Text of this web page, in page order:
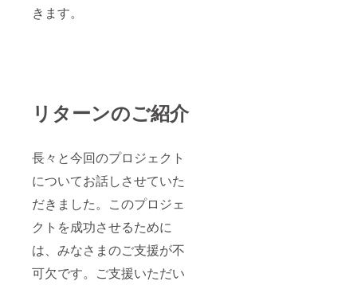
きます。
リターンのご紹介
長々と今回のプロジェクト
についてお話しさせていた
だきました。このプロジェ
クトを成功させるために
は、みなさまのご支援が不
可欠です。ご支援いただい